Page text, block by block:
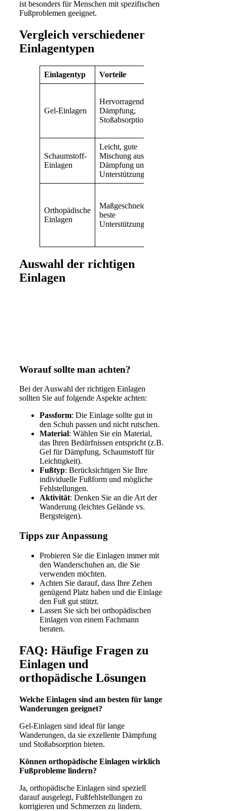
ist besonders für Menschen mit spezifischen
Fußproblemen geeignet.
Vergleich verschiedener
Einlagentypen
Einlagentyp Vorteile
Gel-Einlagen
Hervorragende
Dämpfung,
Stoßabsorption
Schaumstoff-
Einlagen
Leicht, gute
Mischung aus
Dämpfung und
Unterstützung
Orthopädische
Einlagen
Maßgeschneidert,
beste
Unterstützung
Auswahl der richtigen
Einlagen
Worauf sollte man achten?
Bei der Auswahl der richtigen Einlagen
sollten Sie auf folgende Aspekte achten:
Passform: Die Einlage sollte gut in
den Schuh passen und nicht rutschen.
Material: Wählen Sie ein Material,
das Ihren Bedürfnissen entspricht (z.B.
Gel für Dämpfung, Schaumstoff für
Leichtigkeit).
Fußtyp: Berücksichtigen Sie Ihre
individuelle Fußform und mögliche
Fehlstellungen.
Aktivität: Denken Sie an die Art der
Wanderung (leichtes Gelände vs.
Bergsteigen).
Tipps zur Anpassung
Probieren Sie die Einlagen immer mit
den Wanderschuhen an, die Sie
verwenden möchten.
Achten Sie darauf, dass Ihre Zehen
genügend Platz haben und die Einlage
den Fuß gut stützt.
Lassen Sie sich bei orthopädischen
Einlagen von einem Fachmann
beraten.
FAQ: Häufige Fragen zu
Einlagen und
orthopädische Lösungen
Welche Einlagen sind am besten für lange
Wanderungen geeignet?
Gel-Einlagen sind ideal für lange
Wanderungen, da sie exzellente Dämpfung
und Stoßabsorption bieten.
Können orthopädische Einlagen wirklich
Fußprobleme lindern?
Ja, orthopädische Einlagen sind speziell
darauf ausgelegt, Fußfehlstellungen zu
korrigieren und Schmerzen zu lindern.